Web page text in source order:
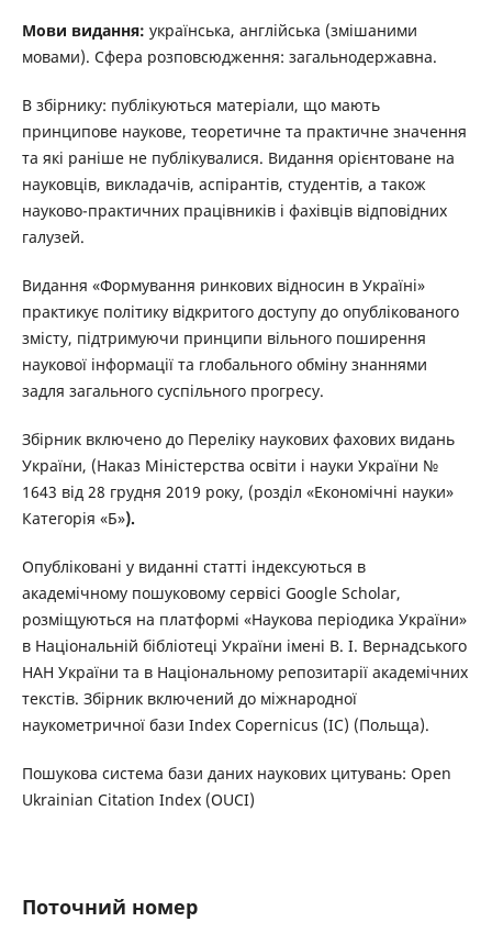
Мови видання: українська, англійська (змішаними
мовами). Сфера розповсюдження: загальнодержавна.
В збірнику: публікуються матеріали, що мають
принципове наукове, теоретичне та практичне значення
та які раніше не публікувалися. Видання орієнтоване на
науковців, викладачів, аспірантів, студентів, а також
науково-практичних працівників і фахівців відповідних
галузей.
Видання «Формування ринкових відносин в Україні»
практикує політику відкритого доступу до опублікованого
змісту, підтримуючи принципи вільного поширення
наукової інформації та глобального обміну знаннями
задля загального суспільного прогресу.
Збірник включено до Переліку наукових фахових видань
України, (Наказ Міністерства освіти і науки України №
1643 від 28 грудня 2019 року, (розділ «Економічні науки»
Категорія «Б»).
Опубліковані у виданні статті індексуються в
академічному пошуковому сервісі Google Scholar,
розміщуються на платформі «Наукова періодика України»
в Національній бібліотеці України імені В. І. Вернадського
НАН України та в Національному репозитарії академічних
текстів. Збірник включений до міжнародної
наукометричної бази Index Copernicus (IC) (Польща).
Пошукова система бази даних наукових цитувань: Open
Ukrainian Citation Index (OUCI)
Поточний номер